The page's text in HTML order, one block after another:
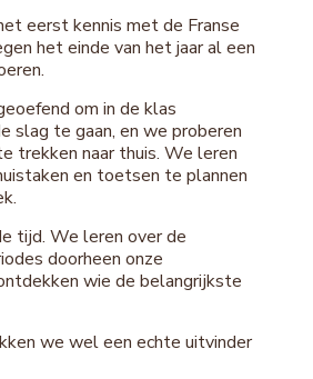
eerst kennis met de Franse
het einde van het jaar al een
om in de klas
slag te gaan, en we proberen
trekken naar thuis. We leren
en toetsen te plannen
tijd. We leren over de
doorheen onze
wie de belangrijkste
we wel een echte uitvinder